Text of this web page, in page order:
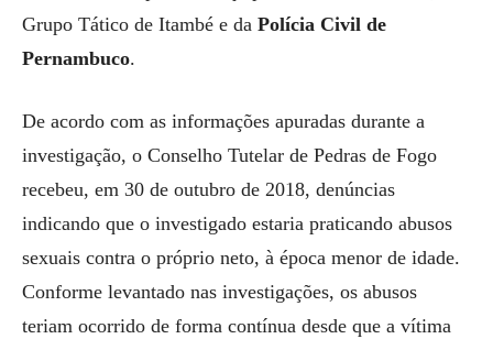
Grupo Tático de Itambé e da Polícia Civil de
Pernambuco.
De acordo com as informações apuradas durante a
investigação, o Conselho Tutelar de Pedras de Fogo
recebeu, em 30 de outubro de 2018, denúncias
indicando que o investigado estaria praticando abusos
sexuais contra o próprio neto, à época menor de idade.
Conforme levantado nas investigações, os abusos
teriam ocorrido de forma contínua desde que a vítima